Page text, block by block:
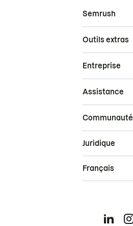
Semrush
Outils extras
Entreprise
Assistance
Communauté
Juridique
Français